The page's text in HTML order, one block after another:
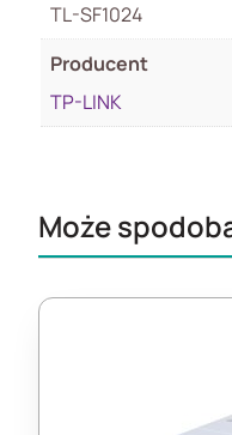
TL-SF1024
Producent
TP-LINK
Może